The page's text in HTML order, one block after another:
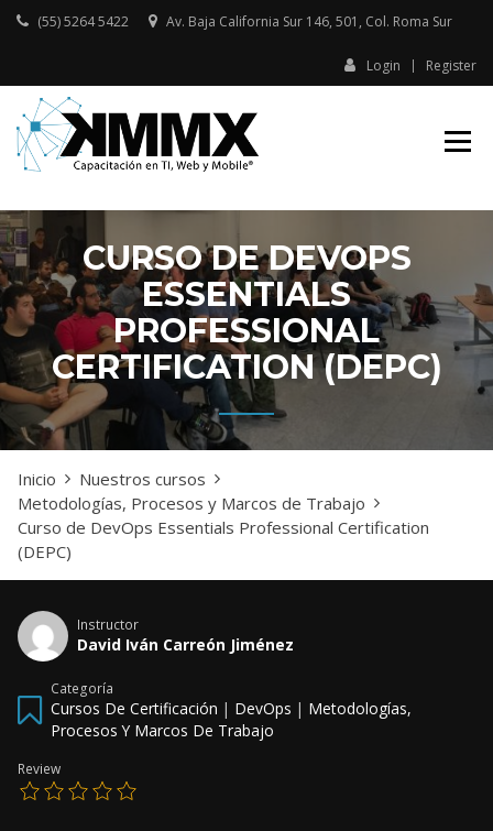
Skip
(55) 5264 5422 Av. Baja California Sur 146, 501, Col. Roma Sur​
Login Register
CAPACITACIÓN
CURSO DE DEVOPS
ESSENTIALS
PROFESSIONAL
CERTIFICATION (DEPC)
Inicio
Nuestros cursos
Metodologías, Procesos y Marcos de Trabajo
Curso de DevOps Essentials Professional Certification
(DEPC)
Instructor
David Iván Carreón Jiménez
Categoría
Cursos De Certificación | DevOps | Metodologías,
Procesos Y Marcos De Trabajo
Review